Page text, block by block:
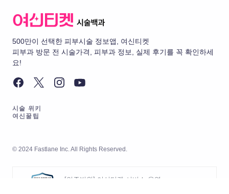
500만이 선택한 피부시술 정보앱, 여신티켓
피부과 방문 전 시술가격, 피부과 정보, 실제 후기를 꼭 확인하세
요!
시술 위키
여신꿀팁
© 2024 Fastlane Inc. All Rights Reserved.
[인증범위] 여신티켓 서비스 운영